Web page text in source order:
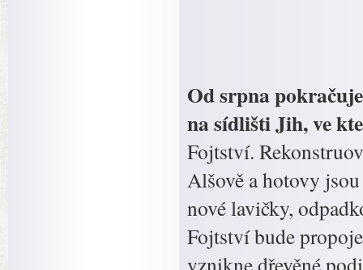
Od srpna
na sídlišti Jih, ve
Fojtství.
Alšově a hotovy
nové lavičky,
Fojtství bude
vznikne dřevěné